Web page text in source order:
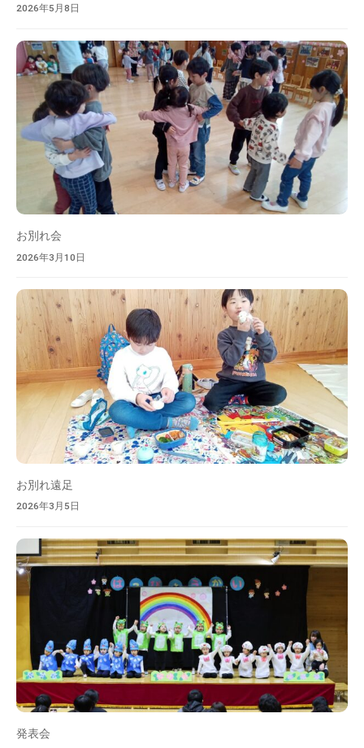
2026年5月8日
お別れ会
2026年3月10日
お別れ遠足
2026年3月5日
発表会